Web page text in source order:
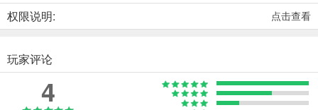
权限说明: 点击查看
玩家评论
4